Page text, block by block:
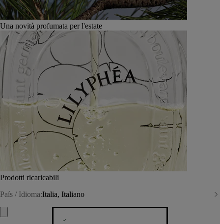
Una novità profumata per l'estate
Prodotti ricaricabili
País / Idioma:Italia, Italiano